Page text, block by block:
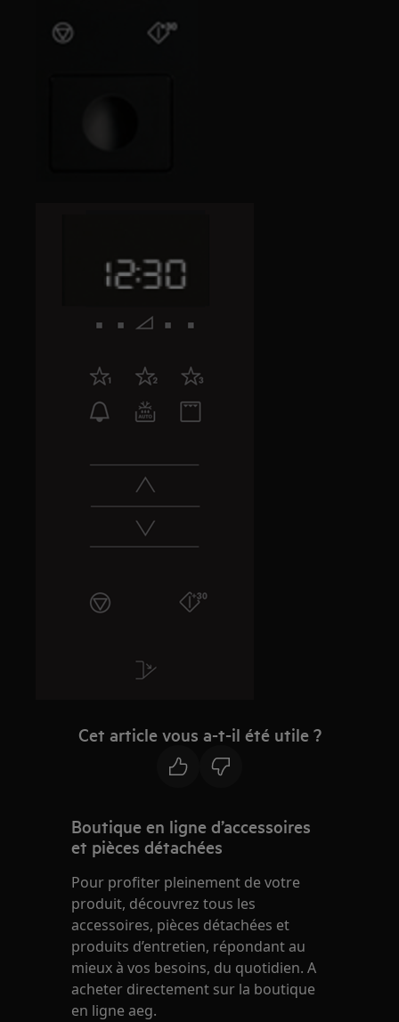
Cet article vous a-t-il été utile ?
Boutique en ligne d’accessoires
et pièces détachées
Pour profiter pleinement de votre
produit, découvrez tous les
accessoires, pièces détachées et
produits d’entretien, répondant au
mieux à vos besoins, du quotidien. A
acheter directement sur la boutique
en ligne aeg.